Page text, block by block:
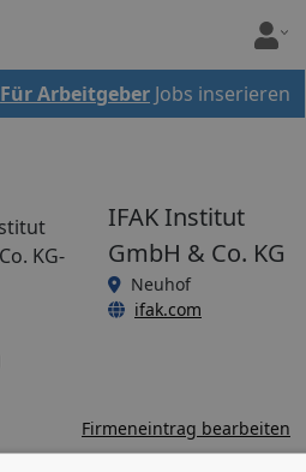
Für Arbeitgeber Jobs inserieren
IFAK Institut
GmbH & Co. KG
Neuhof
ifak.com
Firmeneintrag bearbeiten